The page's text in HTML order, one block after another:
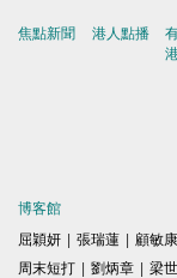
焦點新聞 港人點播
博客館
屈穎妍 | 張瑞蓮 | 顧敏康
周末短打 | 劉炳章 | 梁